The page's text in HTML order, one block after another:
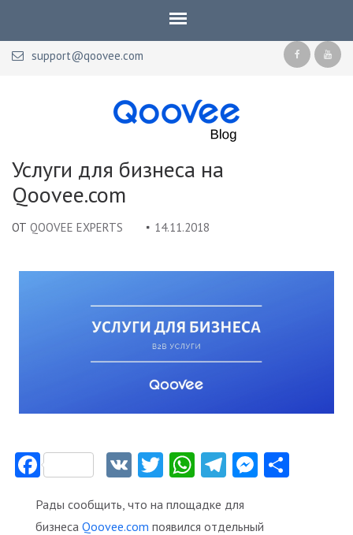
support@qoovee.com
Qoovee Blog
Услуги для бизнеса на
Qoovee.com
ОТ QOOVEE EXPERTS 14.11.2018
FacebookVK Twitter
WhatsApp
Telegram
Рады сообщить, что на площадке для
бизнеса Qoovee.com появился отдельный